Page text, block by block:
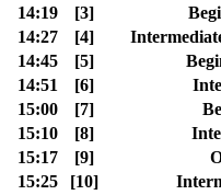
14:19
[3]
14:27
[4]
14:45
[5]
14:51
[6]
15:00
[7]
15:10
[8]
15:17
[9]
15:25
[10]